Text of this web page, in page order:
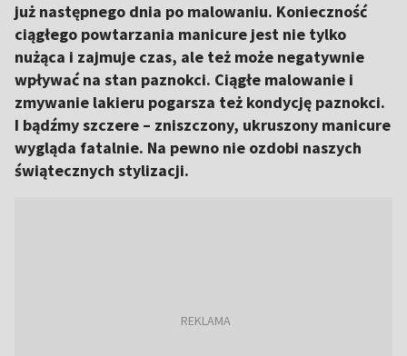
już następnego dnia po malowaniu. Konieczność
ciągłego powtarzania manicure jest nie tylko
nużąca i zajmuje czas, ale też może negatywnie
wpływać na stan paznokci. Ciągłe malowanie i
zmywanie lakieru pogarsza też kondycję paznokci.
I bądźmy szczere – zniszczony, ukruszony manicure
wygląda fatalnie. Na pewno nie ozdobi naszych
świątecznych stylizacji.